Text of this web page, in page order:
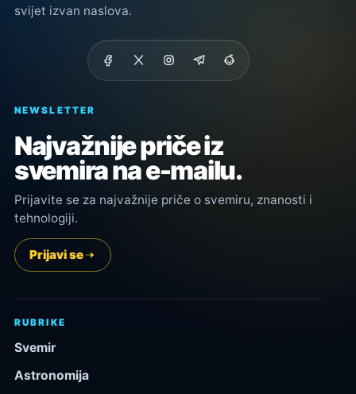
svijet izvan naslova.
NEWSLETTER
Najvažnije priče iz
svemira na e-mailu.
Prijavite se za najvažnije priče o svemiru, znanosti i
tehnologiji.
Prijavi se
RUBRIKE
Svemir
Astronomija